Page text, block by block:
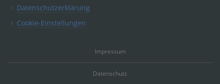
Datenschutzerklärung
Cookie-Einstellungen
Impressum
Datenschutz